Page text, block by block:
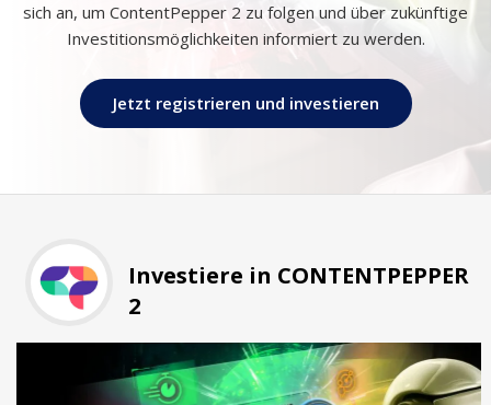
sich an, um ContentPepper 2 zu folgen und über zukünftige
Investitionsmöglichkeiten informiert zu werden.
Jetzt registrieren und investieren
Investiere in CONTENTPEPPER
2